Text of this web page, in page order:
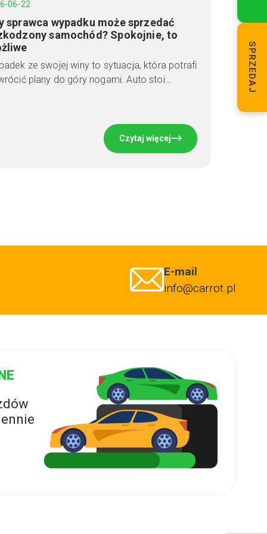
06-22
sprawca wypadku może sprzedać
samochód? Spokojnie, to
ze swojej winy to sytuacja, która potrafi
plany do góry nogami. Auto stoi…
Czytaj więcej
SPRZEDAJ
E-mail
info@carrot.pl